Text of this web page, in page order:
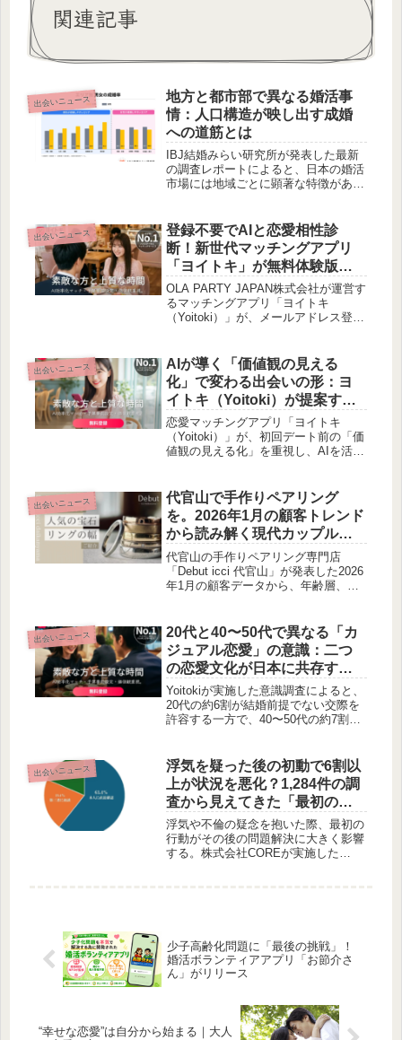
関連記事
出会いニュース
地方と都市部で異なる婚活事
情：人口構造が映し出す成婚
への道筋とは
IBJ結婚みらい研究所が発表した最新
の調査レポートによると、日本の婚活
市場には地域ごとに顕著な特徴がある
な傾向が見られ、成婚カップルの年齢
差にも地域性が表れています。このレ
ポートは、地域の人口構造が婚活市場
に与える影響を深く掘り下げていま
す。
出会いニュース
登録不要でAIと恋愛相性診
断！新世代マッチングアプリ
「ヨイトキ」が無料体験版を
提供開始
OLA PARTY JAPAN株式会社が運営す
るマッチングアプリ「ヨイトキ
（Yoitoki）」が、メールアドレス登録
提供を開始しました。出会いへの第一
歩を後押しする新たな体験設計です。
出会いニュース
AIが導く「価値観の見える
化」で変わる出会いの形：ヨ
イトキ（Yoitoki）が提案す
る、初回デート前の新しい安
心感
恋愛マッチングアプリ「ヨイトキ
（Yoitoki）」が、初回デート前の「価
値観の見える化」を重視し、AIを活用
に関する考え方を事前に共有すること
で、20代から50代の男女が安心して相
手を選べる環境づくりを目指している
そうです。
出会いニュース
代官山で手作りペアリング
を。2026年1月の顧客トレンド
から読み解く現代カップルの
ニーズ
代官山の手作りペアリング専門店
「Debut icci 代官山」が発表した2026
年1月の顧客データから、年齢層、居
の日常的なデートの目的地としての魅
力や、幅広い年代に支持される手作り
ペアリングの普遍的な価値について、
賢作が考察します。
出会いニュース
20代と40〜50代で異なる「カ
ジュアル恋愛」の意識：二つ
の恋愛文化が日本に共存する
可能性
Yoitokiが実施した意識調査によると、
20代の約6割が結婚前提でない交際を
許容する一方で、40〜50代の約7割は
は、世代間の恋愛観の違いと、それが
日本の恋愛文化にどのような影響を与
えているのかを考察します。
出会いニュース
浮気を疑った後の初動で6割以
上が状況を悪化？1,284件の調
査から見えてきた「最初の行
動」の重要性
浮気や不倫の疑念を抱いた際、最初の
行動がその後の問題解決に大きく影響
する。株式会社COREが実施した
少子高齢化問題に「最後の挑戦」！
婚活ボランティアアプリ「お節介さ
ん」がリリース
“幸せな恋愛”は自分から始まる｜大人